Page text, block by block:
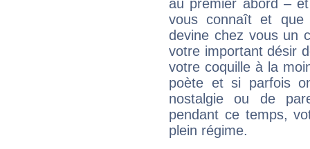
au premier abord –
vous connaît et
devine chez vous un
votre important désir
votre coquille à la
poète et si parfois
nostalgie ou de
pendant ce temps,
plein régime.